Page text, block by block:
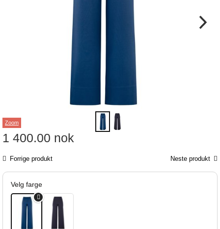
Zoom
1 400.00 nok
Forrige produkt Neste produkt
Velg farge